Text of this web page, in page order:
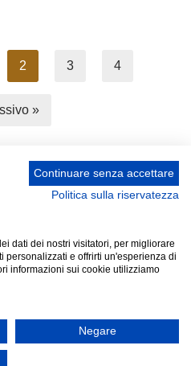
2 3 4
»
ITALIANA GRUPPO
LUCHETTA” Corso
040 370371 Codice
IBAN
(cf SRCMRT54L28I904X)
Continuare senza accettare
Politica sulla riservatezza
dati dei nostri visitatori, per migliorare
personalizzati e offrirti un'esperienza di
informazioni sui cookie utilizziamo
Negare